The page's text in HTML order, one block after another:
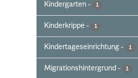
Kindergarten - 1
Kinderkrippe - 1
Kindertageseinrichtung - 1
Migrationshintergrund - 1